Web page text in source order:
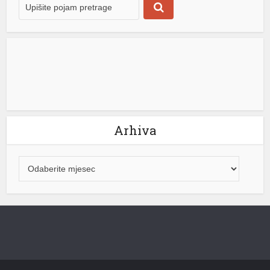
Arhiva